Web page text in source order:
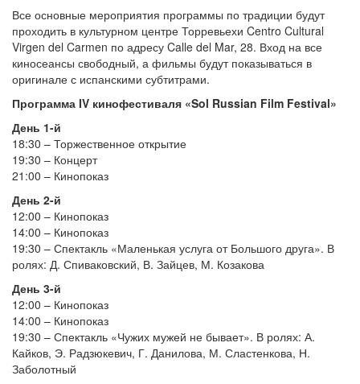
Все основные мероприятия программы по традиции будут
проходить в культурном центре Торревьехи Centro Cultural
Virgen del Carmen по адресу Calle del Mar, 28. Вход на все
киносеансы свободный, а фильмы будут показываться в
оригинале с испанскими субтитрами.
Программа IV кинофестиваля «Sol Russian Film Festival»
День 1-й
18:30 – Торжественное открытие
19:30 – Концерт
21:00 – Кинопоказ
День 2-й
12:00 – Кинопоказ
14:00 – Кинопоказ
19:30 – Спектакль «Маленькая услуга от Большого друга». В
ролях: Д. Спиваковский, В. Зайцев, М. Козакова
День 3-й
12:00 – Кинопоказ
14:00 – Кинопоказ
19:30 – Спектакль «Чужих мужей не бывает». В ролях: А.
Кайков, Э. Радзюкевич, Г. Данилова, М. Сластенкова, Н.
Заболотный